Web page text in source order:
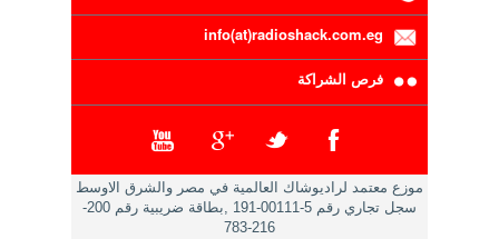
info(at)radioshack.com.eg
فرص الشراكة
موزع معتمد لراديوشاك العالمية في مصر والشرق الاوسط
سجل تجاري رقم 5-00111-191 ,بطاقة ضريبية رقم 200-
216-783